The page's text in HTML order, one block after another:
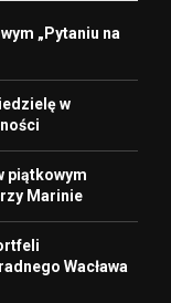
„Pytaniu na
w
piątkowym
Marinie
Wacława